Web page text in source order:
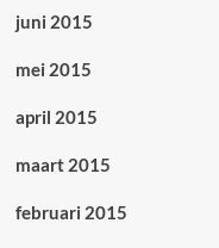
juni 2015
mei 2015
april 2015
maart 2015
februari 2015